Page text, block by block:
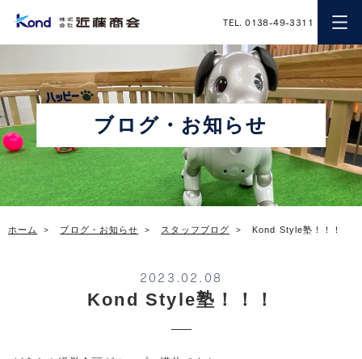
近藤商会
TEL. 0138-49-3311
ブログ・お知らせ
ホーム ブログ・お知らせ スタッフブログ Kond Style塾！！！
2023.02.08
Kond Style塾！！！